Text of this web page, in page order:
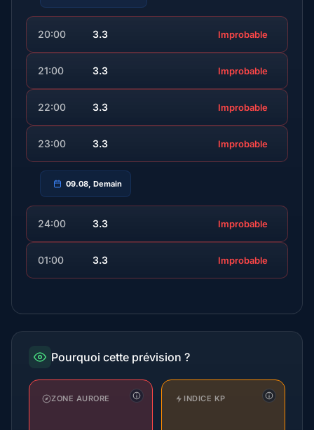
20:00 3.3 Improbable
21:00 3.3 Improbable
22:00 3.3 Improbable
23:00 3.3 Improbable
09.08, Demain
24:00 3.3 Improbable
01:00 3.3 Improbable
Pourquoi cette prévision ?
ZONE AURORE INDICE KP